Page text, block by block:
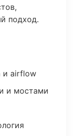
подход.
и airflow
и мостами